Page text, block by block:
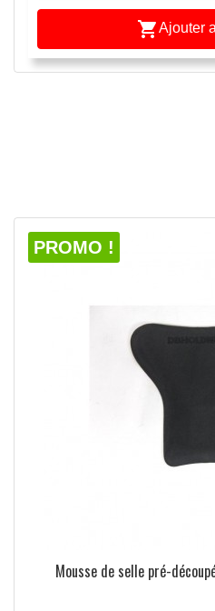
Ajouter
PROMO !
Mousse de selle pré-